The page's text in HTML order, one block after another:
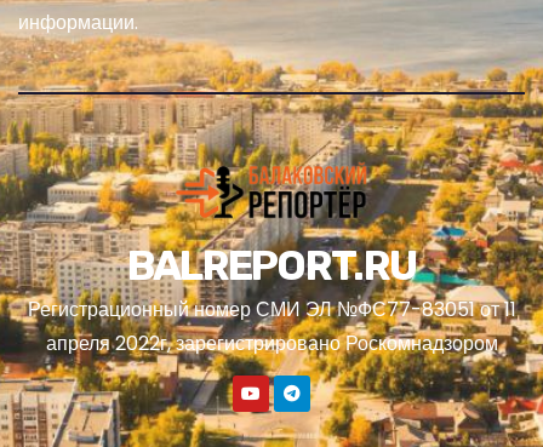
информации.
BALREPORT.RU
Регистрационный номер СМИ ЭЛ №ФС77-83051 от 11
апреля 2022г, зарегистрировано Роскомнадзором